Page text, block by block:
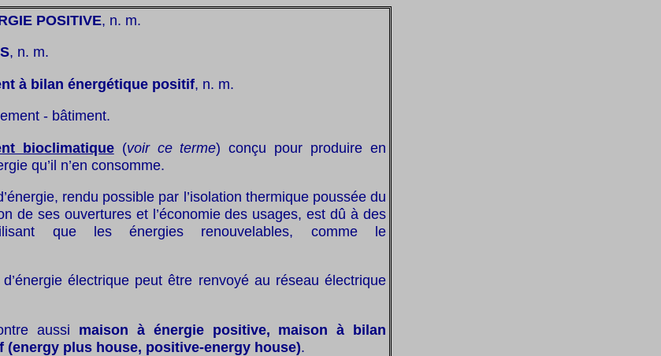
POSITIVE, n. m.
, n. m.
à bilan énergétique positif, n. m.
- bâtiment.
bioclimatique(voir ce terme) conçu pour produire en
qu’il n’en consomme.
rendu possible par l’isolation thermique poussée du
de ses ouvertures et l’économie des usages, est dû à des
que les énergies renouvelables, comme le
électrique peut être renvoyé au réseau électrique
aussi maison à énergie positive, maison à bilan
(energy plus house, positive-energy house).